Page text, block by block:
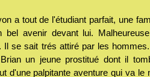
a tout de l'étudiant parfait, une
bel avenir devant lui.
Il se sait trés attiré par les
un jeune prostitué dont il
d'une palpitante aventure qui va le